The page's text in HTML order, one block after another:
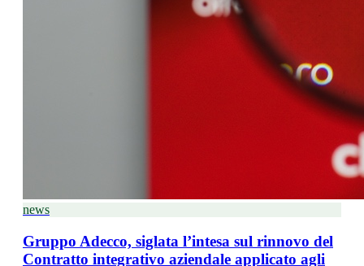
news
Gruppo Adecco, siglata l’intesa sul rinnovo del
Contratto integrativo aziendale applicato agli